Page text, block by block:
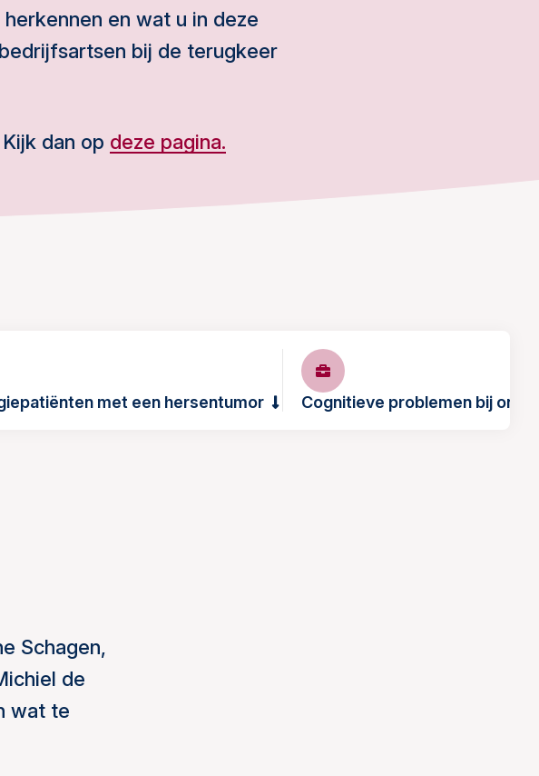
en wat u in deze
bij de terugkeer
Kijk dan op deze pagina.
met een hersentumor Cognitieve problemen bij
Schagen,
de
wat te